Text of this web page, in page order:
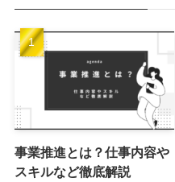
事業推進とは？仕事内容や
スキルなど徹底解説